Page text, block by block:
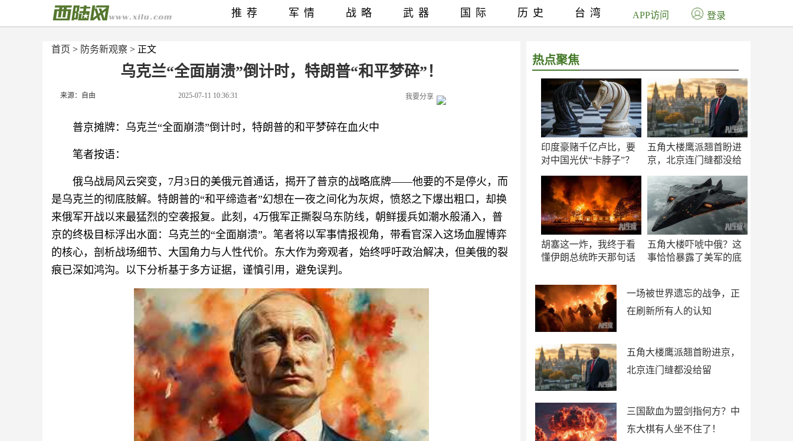
首页 > 防务新观察 > 正文
乌克兰“全面崩溃”倒计时，特朗普“和平梦碎”！
来源：自由 2025-07-11 10:36:31 我要分享
普京摊牌：乌克兰“全面崩溃”倒计时，特朗普的和平梦碎在血火中
笔者按语：
俄乌战局风云突变，7月3日的美俄元首通话，揭开了普京的战略底牌——他要的不是停火，而
是乌克兰的彻底肢解。特朗普的“和平缔造者”幻想在一夜之间化为灰烬，愤怒之下爆出粗口，却换
来俄军开战以来最猛烈的空袭报复。此刻，4万俄军正撕裂乌东防线，朝鲜援兵如潮水般涌入，普
京的终极目标浮出水面：乌克兰的“全面崩溃”。笔者将以军事情报视角，带看官深入这场血腥博弈
的核心，剖析战场细节、大国角力与人性代价。东大作为旁观者，始终呼吁政治解决，但美俄的裂
痕已深如鸿沟。以下分析基于多方证据，谨慎引用，避免误判。
热点聚焦
印度豪赌千亿卢比，要
对中国光伏“卡脖子”？
五角大楼鹰派翘首盼进
京，北京连门缝都没给
胡塞这一炸，我终于看
懂伊朗总统昨天那句话
五角大楼吓唬中俄？这
事恰恰暴露了美军的底
一场被世界遗忘的战争，正
在刷新所有人的认知
五角大楼鹰派翘首盼进京，
北京连门缝都没给留
三国歃血为盟剑指何方？中
东大棋有人坐不住了！
推荐 军情 战略 武器 国际 历史 台湾 APP访问 登录